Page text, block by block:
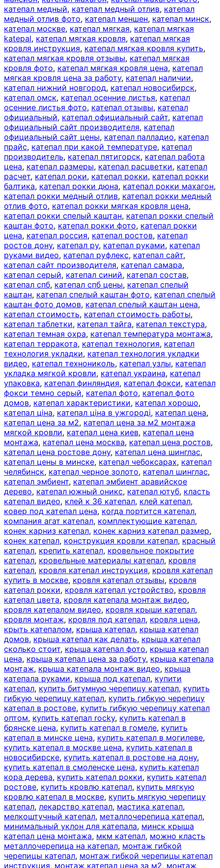
катепал медный, катепал медный отлив, катепал
медный отлив фото, катепал меншен, катепал минск,
катепал москве, катепал мягкая, катепал мягкая
katepal, катепал мягкая кровля, катепал мягкая
кровля инструкция, катепал мягкая кровля купить,
катепал мягкая кровля отзывы, катепал мягкая
кровля фото, катепал мягкая кровля цена, катепал
мягкая кровля цена за работу, катепал наличии,
катепал нижний новгород, катепал новосибирск,
катепал омск, катепал осенние листья, катепал
осенние листья фото, катепал отзывы, катепал
официальный, катепал официальный сайт, катепал
официальный сайт производителя, катепал
официальный сайт цены, катепал палладио, катепал
прайс, катепал при какой температуре, катепал
производитель, катепал пятигорск, катепал работа
цена, катепал размеры, катепал расцветки, катепал
расчет, катепал роки, катепал рокки, катепал рокки
балтика, катепал рокки дюна, катепал рокки махагон,
катепал рокки медный отлив, катепал рокки медный
отлив фото, катепал рокки мягкая кровля цена,
катепал рокки спелый каштан, катепал рокки спелый
каштан фото, катепал рокки фото, катепал рокки
цена, катепал россия, катепал ростов, катепал
ростов дону, катепал ру, катепал руками, катепал
руками видео, катепал руфлекс, катепал сайт,
катепал сайт производителя, катепал самара,
катепал серый, катепал синий, катепал состав,
катепал спб, катепал спб цены, катепал спелый
каштан, катепал спелый каштан фото, катепал спелый
каштан фото домов, катепал спелый каштан цена,
катепал стоимость, катепал стоимость работы,
катепал таблетки, катепал тайга, катепал текстура,
катепал темная охра, катепал температура монтажа,
катепал терракота, катепал технология, катепал
технология укладки, катепал технология укладки
видео, катепал технониколь, катепал узлы, катепал
укладка мягкой кровли, катепал украина, катепал
упаковка, катепал финляндия, катепал фокси, катепал
фокси темно серый, катепал фото, катепал фото
домов, катепал характеристики, катепал хорошо,
катепал ціна, катепал ціна в ужгороді, катепал цена,
катепал цена за м2, катепал цена за м2 монтажа
мягкой кровли, катепал цена киев, катепал цена
монтажа, катепал цена москва, катепал цена ростов,
катепал цена ростове дону, катепал цена шинглас,
катепал цены в минске, катепал чебоксарах, катепал
челябинск, катепал черное золото, катепал шинглас,
катепал эмбиент, катепал эмбиент аравийское
дерево, катепал южный оникс, катепал ютуб, класть
катепал видео, клей к 36 катепал, клей катепал,
ковер под катепал цена, когда портится катепал,
компания агат катепал, комплектующие катепал,
конек карниз катепал, конек карниз катепал размер,
конек катепал, конструкция кровли катепал, красный
катепал, крепить катепал, кровельное покрытие
катепал, кровельные материалы катепал, кровля
катепал, кровля катепал инструкция, кровля катепал
купить в москве, кровля катепал отзывы, кровля
катепал рокки, кровля катепал устройство, кровля
катепал цвета, кровля катепала монтаж видео,
кровля катепалом видео, кровля крыши катепал,
кровля монтаж, кровля под катепал, кровля цена,
крыть катепалом, крыша катепал, крыша катепал
домов, крыша катепал как делать, крыша катепал
сколько стоит, крыша катепал фото, крыша катепал
цена, крыша катепал цена за работу, крыша катепала
монтаж, крыша катепала монтаж видео, крыша
катепала руками, крыша под катепал, купити
катепал, купить битумную черепицу катепал, купить
гибкую черепицу катепал, купить гибкую черепицу
катепал в ростове, купить гибкую черепицу катепал
оптом, купить катепал rocky, купить катепал в
брянске цена, купить катепал в гомеле, купить
катепал в минске цена, купить катепал в могилеве,
купить катепал в москве цена, купить катепал в
новосибирске, купить катепал в ростове на дону,
купить катепал в смоленске цена, купить катепал
кора дерева, купить катепал рокки, купить катепал
ростове, купить кровлю катепал, купить мягкую
кровлю катепал в москве, купить мягкую черепицу
катепал, лекарство катепал, мастика катепал,
мелкоштучный катепал, металлочерепица катепал,
минимальный уклон для катепала, минск крыша
катепал цена монтажа, мкм катепал, можно класть
металлочерепица на катепал, монтаж гибкой
черепицы катепал, монтаж гибкой черепицы катепал
инструкция, монтаж катепал цена за м2, монтаж